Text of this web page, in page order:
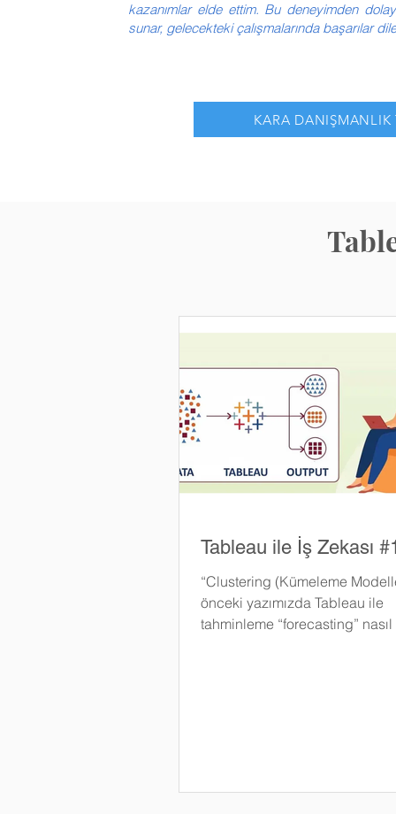
kazanımlar elde ettim. Bu deneyimden
sunar, gelecekteki çalışmalarında başarılar
KARA DANIŞMANLIK
Tableau ile İş Zekası
“Clustering (Kümeleme
önceki yazımızda Tableau ile
tahminleme “forecasting” nasıl